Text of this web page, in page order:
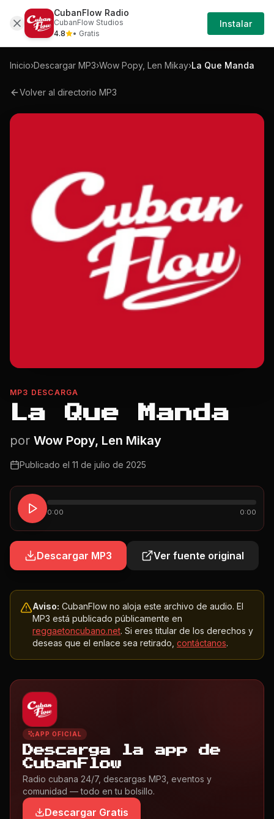
Mp3 Wow-popy-len-mikay-la-que-manda-
Iniciar
Sesión
Inicio›Descargar MP3›Wow Popy, Len Mikay›La Que Manda
Volver al directorio MP3
MP3 DESCARGA
La Que Manda
por Wow Popy, Len Mikay
Publicado el 11 de julio de 2025
0:00 0:00
Descargar MP3 Ver fuente original
Aviso: CubanFlow no aloja este archivo de audio. El
MP3 está publicado públicamente en
reggaetoncubano.net. Si eres titular de los derechos y
deseas que el enlace sea retirado, contáctanos.
APP OFICIAL
Descarga la app de
CubanFlow
Radio cubana 24/7, descargas MP3, eventos y
comunidad — todo en tu bolsillo.
Descargar Gratis
CubanFlow Radio
CubanFlow Studios
4.8
• Gratis
Instalar